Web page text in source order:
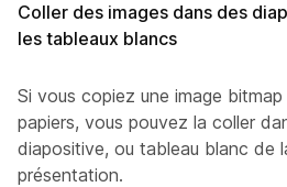
Coller des images dans des
les tableaux blancs
Si vous copiez une image
papiers, vous pouvez la coller
diapositive, ou tableau blanc de
présentation.